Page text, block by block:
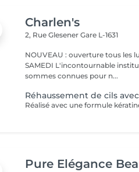
Charlen's
2, Rue GlesenerGare L-1631
NOUVEAU : ouverture tous les
SAMEDI L'incontournable institut de beauté à Luxembourg. Nous
sommes connues pour n...
Réhaussement de cils
Pure Elégance